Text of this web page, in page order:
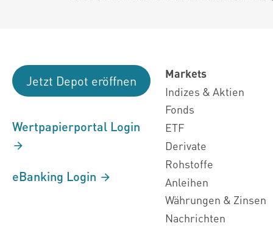
Jetzt Depot eröffnen
Wertpapierportal Login
eBanking Login
Markets
Indizes & Aktien
Fonds
ETF
Derivate
Rohstoffe
Anleihen
Währungen & Zinsen
Nachrichten